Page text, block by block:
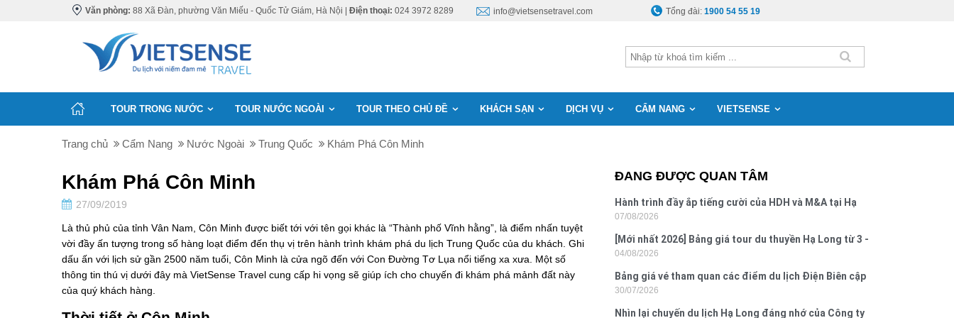
Văn phòng: 88 Xã Đàn, phường Văn Miếu - Quốc Tử Giám, Hà Nội | Điện thoại: 024 3972 8289 info@vietsensetravel.com Tổng đài:1900 54 55 19
TOUR TRONG NƯỚC TOUR NƯỚC NGOÀI TOUR THEO CHỦ ĐỀ KHÁCH SẠN DỊCH VỤ CẨM NANG VIETSENSE
Trang chủ Cẩm Nang Nước Ngoài Trung Quốc Khám Phá Côn Minh
Khám Phá Côn Minh
27/09/2019
Là thủ phủ của tỉnh Vân Nam, Côn Minh được biết tới với tên gọi khác là “Thành phố Vĩnh hằng”, là điểm nhấn tuyệt
vời đầy ấn tượng trong số hàng loạt điểm đến thụ vị trên hành trình khám phá du lịch Trung Quốc của du khách. Ghi
dấu ấn với lịch sử gần 2500 năm tuổi, Côn Minh là cửa ngõ đến với Con Đường Tơ Lụa nổi tiếng xa xưa. Một số
thông tin thú vị dưới đây mà VietSense Travel cung cấp hi vọng sẽ giúp ích cho chuyến đi khám phá mảnh đất này
của quý khách hàng.
ĐANG ĐƯỢC QUAN TÂM
Hành trình đầy ắp tiếng cười của HDH và M&A tại Hạ
Long
07/08/2026
[Mới nhất 2026] Bảng giá tour du thuyền Hạ Long từ 3 -
6 sao
04/08/2026
Bảng giá vé tham quan các điểm du lịch Điện Biên cập
nhật 2026
30/07/2026
Nhìn lại chuyến du lịch Hạ Long đáng nhớ của Công ty